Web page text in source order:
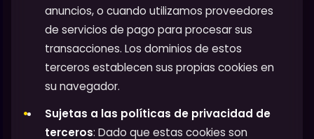
anuncios, o cuando utilizamos proveedores
de servicios de pago para procesar sus
transacciones. Los dominios de estos
terceros establecen sus propias cookies en
su navegador.
Sujetas a las políticas de privacidad de
terceros: Dado que estas cookies son